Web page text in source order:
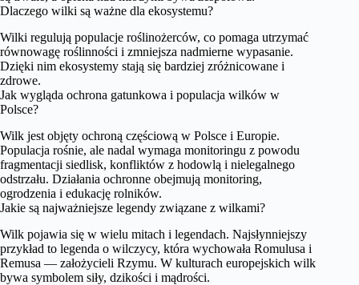
Dlaczego wilki są ważne dla ekosystemu?
Wilki regulują populacje roślinożerców, co pomaga utrzymać
równowagę roślinności i zmniejsza nadmierne wypasanie.
Dzięki nim ekosystemy stają się bardziej zróżnicowane i
zdrowe.
Jak wygląda ochrona gatunkowa i populacja wilków w
Polsce?
Wilk jest objęty ochroną częściową w Polsce i Europie.
Populacja rośnie, ale nadal wymaga monitoringu z powodu
fragmentacji siedlisk, konfliktów z hodowlą i nielegalnego
odstrzału. Działania ochronne obejmują monitoring,
ogrodzenia i edukację rolników.
Jakie są najważniejsze legendy związane z wilkami?
Wilk pojawia się w wielu mitach i legendach. Najsłynniejszy
przykład to legenda o wilczycy, która wychowała Romulusa i
Remusa — założycieli Rzymu. W kulturach europejskich wilk
bywa symbolem siły, dzikości i mądrości.